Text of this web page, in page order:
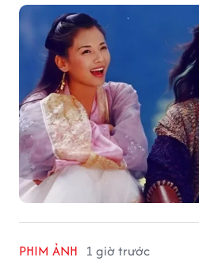
PHIM ẢNH 1 giờ trước